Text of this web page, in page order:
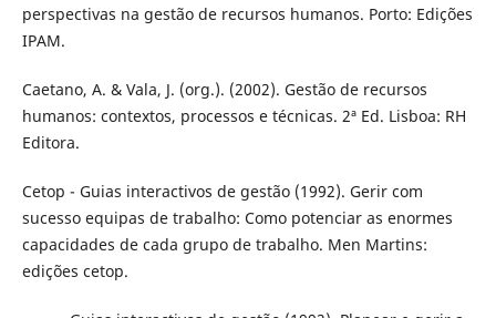
perspectivas na gestão de recursos humanos. Porto: Edições
IPAM.
Caetano, A. & Vala, J. (org.). (2002). Gestão de recursos
humanos: contextos, processos e técnicas. 2ª Ed. Lisboa: RH
Editora.
Cetop - Guias interactivos de gestão (1992). Gerir com
sucesso equipas de trabalho: Como potenciar as enormes
capacidades de cada grupo de trabalho. Men Martins:
edições cetop.